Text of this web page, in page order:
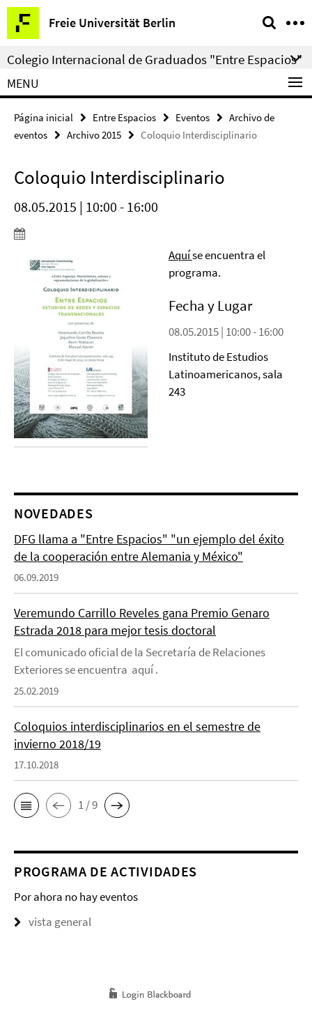
Springe
direkt
zu
Inhalt
Freie Universität Berlin
Herramientas
de
navegación
Colegio Internacional de Graduados "Entre Espacios"
MENU
Página inicial Entre Espacios Eventos
Archivo de
eventos
Archivo 2015 Coloquio Interdisciplinario
Coloquio Interdisciplinario
08.05.2015 | 10:00 - 16:00
Aquíse encuentra el
programa.
Fecha y Lugar
08.05.2015 | 10:00 - 16:00
Instituto de Estudios
Latinoamericanos, sala
243
NOVEDADES
DFG llama a "Entre Espacios" "un ejemplo del éxito
de la cooperación entre Alemania y México"
06.09.2019
Veremundo Carrillo Reveles gana Premio Genaro
Estrada 2018 para mejor tesis doctoral
El comunicado oficial de la Secretaría de Relaciones
Exteriores se encuentra aquí .
25.02.2019
Coloquios interdisciplinarios en el semestre de
invierno 2018/19
17.10.2018
1 / 9
PROGRAMA DE ACTIVIDADES
Por ahora no hay eventos
vista general